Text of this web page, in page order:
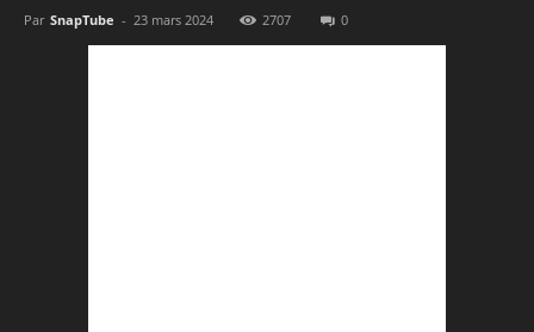
Par SnapTube - 23 mars 2024 2707 0